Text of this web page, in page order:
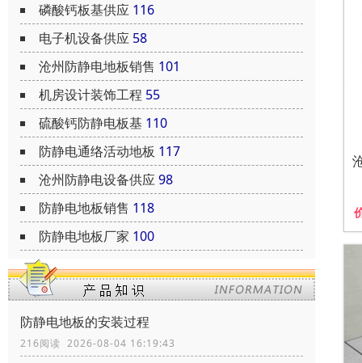
磷酸钙板基供应 116
电子机设备供应 58
沧州防静电地板销售 101
机房设计装饰工程 55
硫酸钙防静电板基 110
防静电通络活动地板 117
沧州防静电设备供应98
防静电地板销售 118
防静电地板厂家 100
防静电地板的安装过程
216阅读 2026-08-04 16:19:43